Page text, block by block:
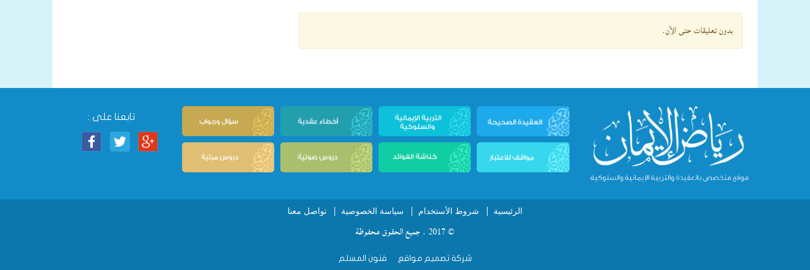
بدون تعليقات حتى الآن.
تابعنا على :
الرئيسية شروط الأستخدام سياسة الخصوصية تواصل معنا
© 2017 . جميع الحقوق محفوظة
شركة تصميم مواقع فنون المسلم